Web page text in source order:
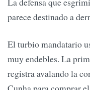
parece destinado a
El turbio mandatario
muy endebles. La
registra avalando la